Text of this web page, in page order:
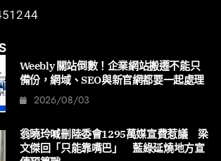
Weebly 關站倒數！企業網站搬遷不能只
備份，網域、SEO與新官網都要一起處理
2026/08/03
翁曉玲喊刪陸委會1295萬媒宣費惹議 梁
文傑回「只能靠嘴巴」 藍綠延燒地方宣